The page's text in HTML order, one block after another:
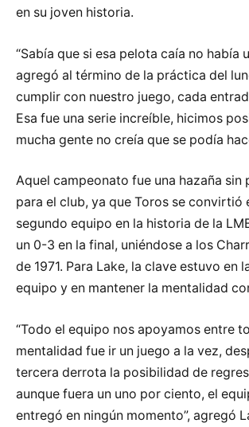
en su joven historia.
“Sabía que si esa pelota caía no había
agregó al término de la práctica del
cumplir con nuestro juego, cada
Esa fue una serie increíble, hicimos
mucha gente no creía que se podía
Aquel campeonato fue una hazaña sin
para el club, ya que Toros se convirtió
segundo equipo en la historia de la
un 0-3 en la final, uniéndose a los
de 1971. Para Lake, la clave estuvo en
equipo y en mantener la mentalidad
“Todo el equipo nos apoyamos entre
mentalidad fue ir un juego a la vez,
tercera derrota la posibilidad de
aunque fuera un uno por ciento, el
entregó en ningún momento”, agregó